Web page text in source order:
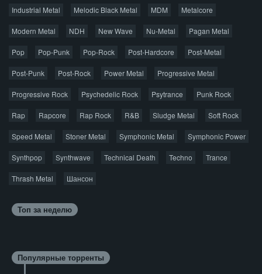
Industrial Metal Melodic Black Metal MDM Metalcore
Modern Metal NDH New Wave Nu-Metal Pagan Metal
Pop Pop-Punk Pop-Rock Post-Hardcore Post-Metal
Post-Punk Post-Rock Power Metal Progressive Metal
Progressive Rock Psychedelic Rock Psytrance Punk Rock
Rap Rapcore Rap Rock R&B Sludge Metal Soft Rock
Speed Metal Stoner Metal Symphonic Metal Symphonic Power
Synthpop Synthwave Technical Death Techno Trance
Thrash Metal Шансон
Топ за неделю
Популярные торренты
Весь материал выложен для ознакомления, после
лицензионную копию.